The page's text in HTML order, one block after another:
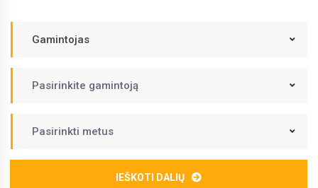
Gamintojas
Pasirinkite gamintoją
Pasirinkti metus
IEŠKOTI DALIŲ